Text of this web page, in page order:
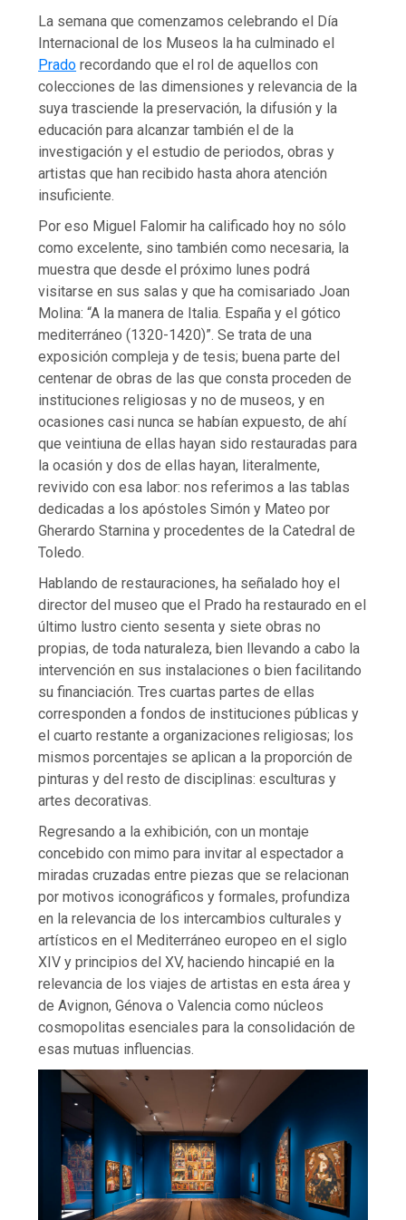
La semana que comenzamos celebrando el Día
Internacional de los Museos la ha culminado el
Prado recordando que el rol de aquellos con
colecciones de las dimensiones y relevancia de la
suya trasciende la preservación, la difusión y la
educación para alcanzar también el de la
investigación y el estudio de periodos, obras y
artistas que han recibido hasta ahora atención
insuficiente.
Por eso Miguel Falomir ha calificado hoy no sólo
como excelente, sino también como necesaria, la
muestra que desde el próximo lunes podrá
visitarse en sus salas y que ha comisariado Joan
Molina: “A la manera de Italia. España y el gótico
mediterráneo (1320-1420)”. Se trata de una
exposición compleja y de tesis; buena parte del
centenar de obras de las que consta proceden de
instituciones religiosas y no de museos, y en
ocasiones casi nunca se habían expuesto, de ahí
que veintiuna de ellas hayan sido restauradas para
la ocasión y dos de ellas hayan, literalmente,
revivido con esa labor: nos referimos a las tablas
dedicadas a los apóstoles Simón y Mateo por
Gherardo Starnina y procedentes de la Catedral de
Toledo.
Hablando de restauraciones, ha señalado hoy el
director del museo que el Prado ha restaurado en el
último lustro ciento sesenta y siete obras no
propias, de toda naturaleza, bien llevando a cabo la
intervención en sus instalaciones o bien facilitando
su financiación. Tres cuartas partes de ellas
corresponden a fondos de instituciones públicas y
el cuarto restante a organizaciones religiosas; los
mismos porcentajes se aplican a la proporción de
pinturas y del resto de disciplinas: esculturas y
artes decorativas.
Regresando a la exhibición, con un montaje
concebido con mimo para invitar al espectador a
miradas cruzadas entre piezas que se relacionan
por motivos iconográficos y formales, profundiza
en la relevancia de los intercambios culturales y
artísticos en el Mediterráneo europeo en el siglo
XIV y principios del XV, haciendo hincapié en la
relevancia de los viajes de artistas en esta área y
de Avignon, Génova o Valencia como núcleos
cosmopolitas esenciales para la consolidación de
esas mutuas influencias.